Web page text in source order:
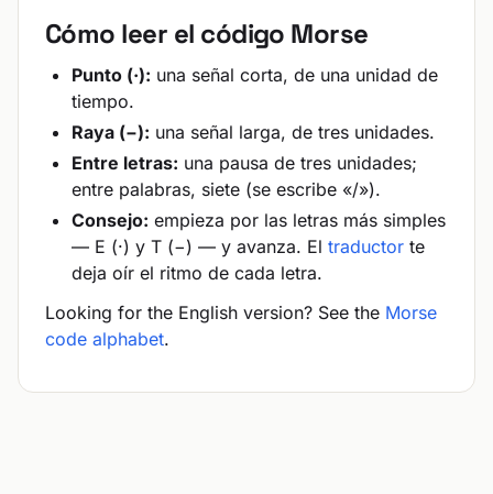
Cómo leer el código Morse
Punto (·): una señal corta, de una unidad de
tiempo.
Raya (−): una señal larga, de tres unidades.
Entre letras: una pausa de tres unidades;
entre palabras, siete (se escribe «/»).
Consejo: empieza por las letras más simples
— E (·) y T (−) — y avanza. El traductor te
deja oír el ritmo de cada letra.
Looking for the English version? See the Morse
code alphabet.